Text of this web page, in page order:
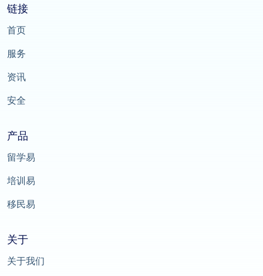
链接
首页
服务
资讯
安全
产品
留学易
培训易
移民易
关于
关于我们